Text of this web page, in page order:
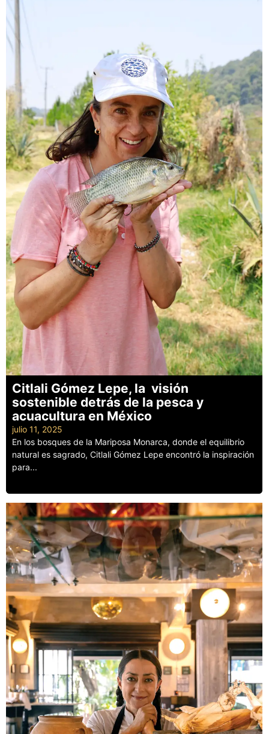
Citlali Gómez Lepe, la visión
sostenible detrás de la pesca y
acuacultura en México
julio 11, 2025
En los bosques de la Mariposa Monarca, donde el equilibrio
natural es sagrado, Citlali Gómez Lepe encontró la inspiración
para...